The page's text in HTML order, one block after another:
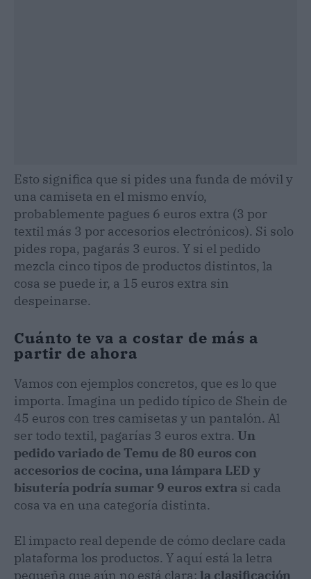
Esto significa que si pides una funda de móvil y
una camiseta en el mismo envío,
probablemente pagues 6 euros extra (3 por
textil más 3 por accesorios electrónicos). Si solo
pides ropa, pagarás 3 euros. Y si el pedido
mezcla cinco tipos de productos distintos, la
cosa se puede ir, a 15 euros extra sin
despeinarse.
Cuánto te va a costar de más a
partir de ahora
Vamos con ejemplos concretos, que es lo que
importa. Imagina un pedido típico de Shein de
45 euros con tres camisetas y un pantalón. Al
ser todo textil, pagarías 3 euros extra. Un
pedido variado de Temu de 80 euros con
accesorios de cocina, una lámpara LED y
bisutería podría sumar 9 euros extra si cada
cosa va en una categoría distinta.
El impacto real depende de cómo declare cada
plataforma los productos. Y aquí está la letra
pequeña que aún no está clara: la clasificación